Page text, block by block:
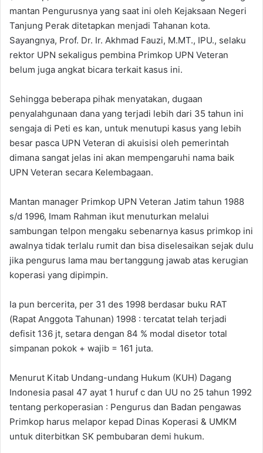
mantan Pengurusnya yang saat ini oleh Kejaksaan Negeri
Tanjung Perak ditetapkan menjadi Tahanan kota.
Sayangnya, Prof. Dr. Ir. Akhmad Fauzi, M.MT., IPU., selaku
rektor UPN sekaligus pembina Primkop UPN Veteran
belum juga angkat bicara terkait kasus ini.
Sehingga beberapa pihak menyatakan, dugaan
penyalahgunaan dana yang terjadi lebih dari 35 tahun ini
sengaja di Peti es kan, untuk menutupi kasus yang lebih
besar pasca UPN Veteran di akuisisi oleh pemerintah
dimana sangat jelas ini akan mempengaruhi nama baik
UPN Veteran secara Kelembagaan.
Mantan manager Primkop UPN Veteran Jatim tahun 1988
s/d 1996, Imam Rahman ikut menuturkan melalui
sambungan telpon mengaku sebenarnya kasus primkop ini
awalnya tidak terlalu rumit dan bisa diselesaikan sejak dulu
jika pengurus lama mau bertanggung jawab atas kerugian
koperasi yang dipimpin.
Ia pun bercerita, per 31 des 1998 berdasar buku RAT
(Rapat Anggota Tahunan) 1998 : tercatat telah terjadi
defisit 136 jt, setara dengan 84 % modal disetor total
simpanan pokok + wajib = 161 juta.
Menurut Kitab Undang-undang Hukum (KUH) Dagang
Indonesia pasal 47 ayat 1 huruf c dan UU no 25 tahun 1992
tentang perkoperasian : Pengurus dan Badan pengawas
Primkop harus melapor kepad Dinas Koperasi & UMKM
untuk diterbitkan SK pembubaran demi hukum.